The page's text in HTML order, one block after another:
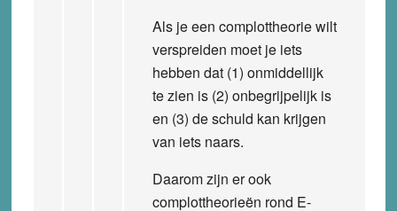
Als je een complottheorie wilt
verspreiden moet je iets
hebben dat (1) onmiddellijk
te zien is (2) onbegrijpelijk is
en (3) de schuld kan krijgen
van iets naars.
Daarom zijn er ook
complottheorieën rond E-